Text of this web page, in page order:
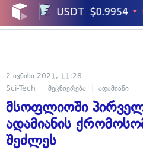
2 ივნისი 2021, 11:28
Sci-Tech
მეცნიერება ადამიანი
მსოფლიოში
ადამიანის
შეძლეს